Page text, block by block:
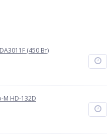
(450 Вт)
HD-132D